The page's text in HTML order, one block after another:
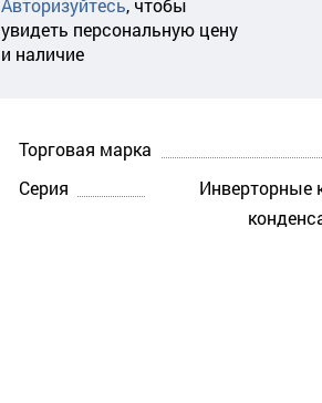
Авторизуйтесь, чтобы
увидеть персональную цену
и наличие
Торговая марка
Серия
Инверторные